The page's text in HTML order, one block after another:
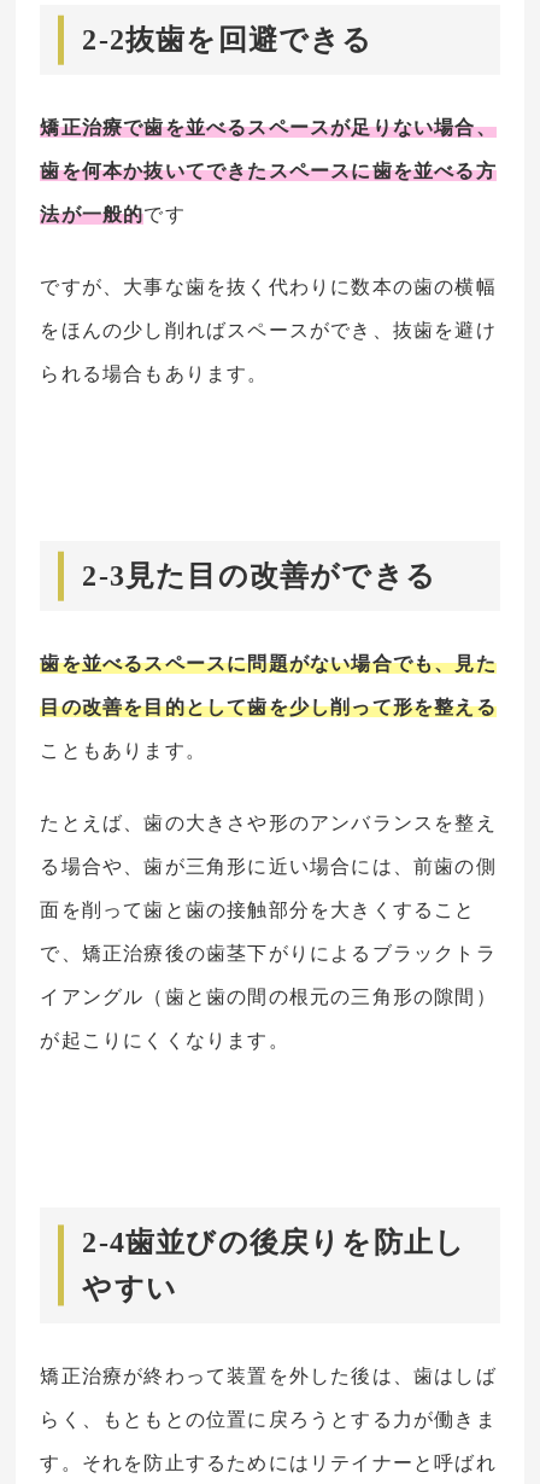
2-2抜歯を回避できる
矯正治療で歯を並べるスペースが足りない場合、
歯を何本か抜いてできたスペースに歯を並べる方
法が一般的です
ですが、大事な歯を抜く代わりに数本の歯の横幅
をほんの少し削ればスペースができ、抜歯を避け
られる場合もあります。
2-3見た目の改善ができる
歯を並べるスペースに問題がない場合でも、見た
目の改善を目的として歯を少し削って形を整える
こともあります。
たとえば、歯の大きさや形のアンバランスを整え
る場合や、歯が三角形に近い場合には、前歯の側
面を削って歯と歯の接触部分を大きくすること
で、矯正治療後の歯茎下がりによるブラックトラ
イアングル（歯と歯の間の根元の三角形の隙間）
が起こりにくくなります。
2-4歯並びの後戻りを防止し
やすい
矯正治療が終わって装置を外した後は、歯はしば
らく、もともとの位置に戻ろうとする力が働きま
す。それを防止するためにはリテイナーと呼ばれ